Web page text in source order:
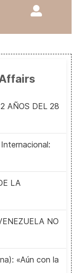
AÑOS DEL 28
LA
NO
«Aún con la